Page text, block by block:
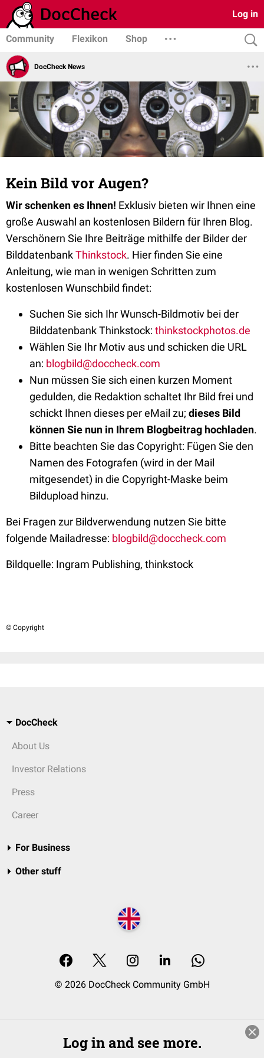
Log in
Community Flexikon Shop
DocCheck News
Kein Bild vor Augen?
Wir schenken es Ihnen! Exklusiv bieten wir Ihnen eine
große Auswahl an kostenlosen Bildern für Ihren Blog.
Verschönern Sie Ihre Beiträge mithilfe der Bilder der
BilddatenbankThinkstock. Hier finden Sie eine
Anleitung, wie man in wenigen Schritten zum
kostenlosen Wunschbild findet:
Suchen Sie sich Ihr Wunsch-Bildmotiv bei der
Bilddatenbank Thinkstock:thinkstockphotos.de
Wählen Sie Ihr Motiv aus und schicken die URL
an: blogbild@doccheck.com
Nun müssen Sie sich einen kurzen Moment
gedulden, die Redaktion schaltet Ihr Bild frei und
schickt Ihnen dieses per eMail zu; dieses Bild
können Sie nun in Ihrem Blogbeitrag hochladen.
Bitte beachten Sie das Copyright: Fügen Sie den
Namen des Fotografen (wird in der Mail
mitgesendet) in die Copyright-Maske beim
Bildupload hinzu.
Bei Fragen zur Bildverwendung nutzen Sie bitte
folgende Mailadresse: blogbild@doccheck.com
Bildquelle: Ingram Publishing, thinkstock
© Copyright
DocCheck
About Us
Investor Relations
Press
Career
For Business
Other stuff
© 2026 DocCheck Community GmbH
Log in and see more.